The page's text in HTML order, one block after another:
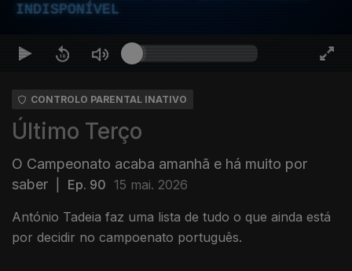
INDISPONÍVEL
CONTROLO PARENTAL INATIVO
Último Terço
O Campeonato acaba amanhã e há muito por
saber
Ep. 90 15 mai. 2026
António Tadeia faz uma lista de tudo o que ainda está
por decidir no campoenato português.